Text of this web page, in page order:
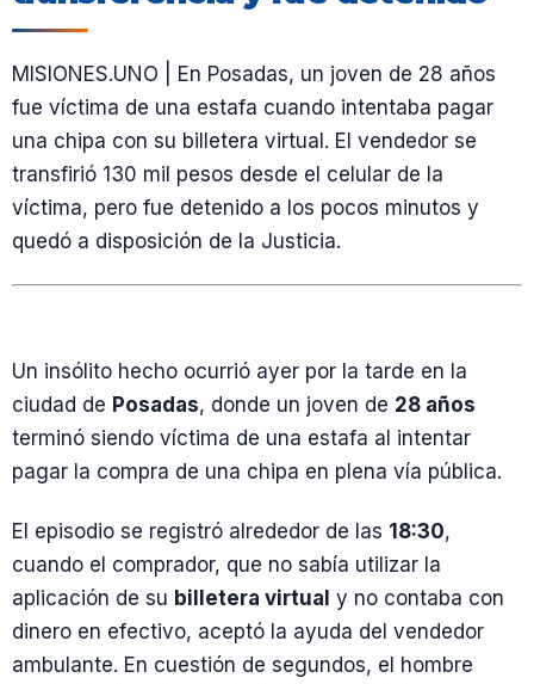
MISIONES.UNO | En Posadas, un joven de 28 años
fue víctima de una estafa cuando intentaba pagar
una chipa con su billetera virtual. El vendedor se
transfirió 130 mil pesos desde el celular de la
víctima, pero fue detenido a los pocos minutos y
quedó a disposición de la Justicia.
Un insólito hecho ocurrió ayer por la tarde en la
ciudad de Posadas, donde un joven de 28 años
terminó siendo víctima de una estafa al intentar
pagar la compra de una chipa en plena vía pública.
El episodio se registró alrededor de las 18:30,
cuando el comprador, que no sabía utilizar la
aplicación de su billetera virtual y no contaba con
dinero en efectivo, aceptó la ayuda del vendedor
ambulante. En cuestión de segundos, el hombre